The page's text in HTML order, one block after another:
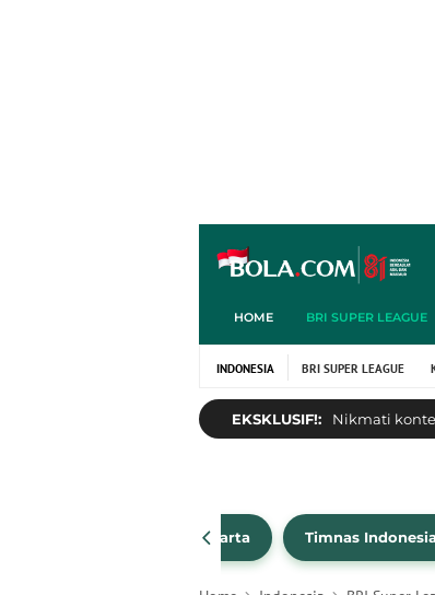
HOME BRI SUPER LEAGUE
INDONESIA BRI SUPER LEAGUE
EKSKLUSIF!: Nikmati
Persija Jakarta Timnas